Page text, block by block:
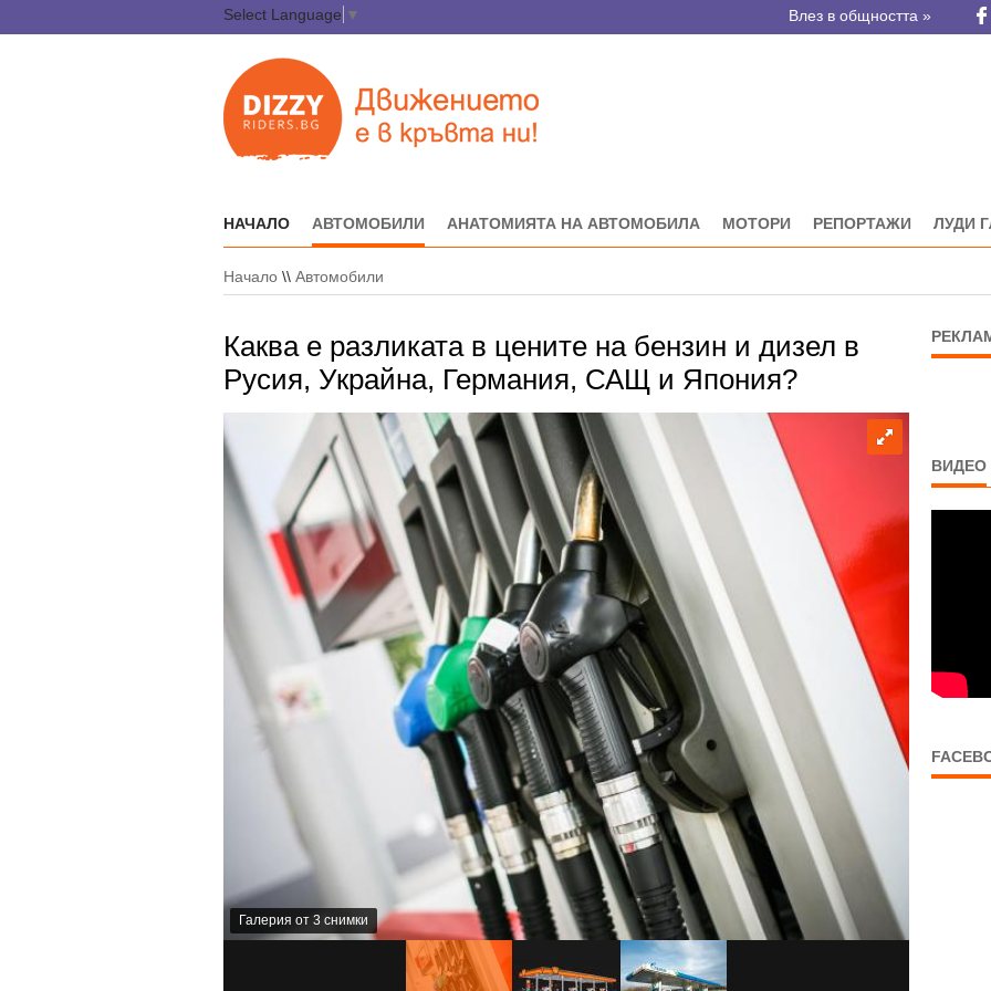
Select Language ▼ Влез в общността »
НАЧАЛО АВТОМОБИЛИ АНАТОМИЯТА НА АВТОМОБИЛА МОТОРИ РЕПОРТАЖИ ЛУДИ
Начало \\ Автомобили
Каква е разликата в цените на бензин и дизел в
Русия, Украйна, Германия, САЩ и Япония?
Галерия от 3 снимки
ВИДЕО